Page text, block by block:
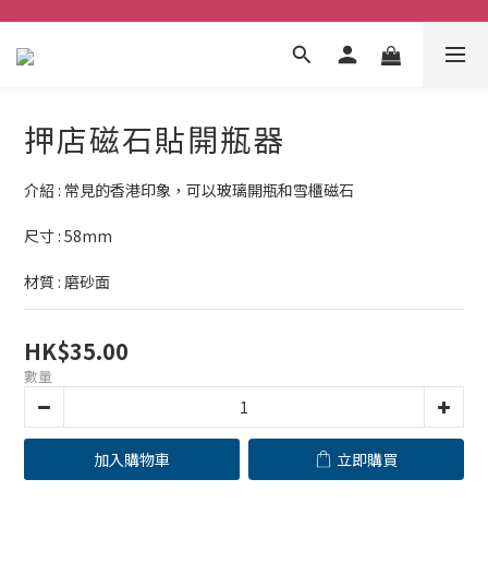
押店磁石貼開瓶器
介紹 : 常見的香港印象，可以玻璃開瓶和雪櫃磁石
尺寸 : 58mm
材質 : 磨砂面
HK$35.00
數量
加入購物車 立即購買